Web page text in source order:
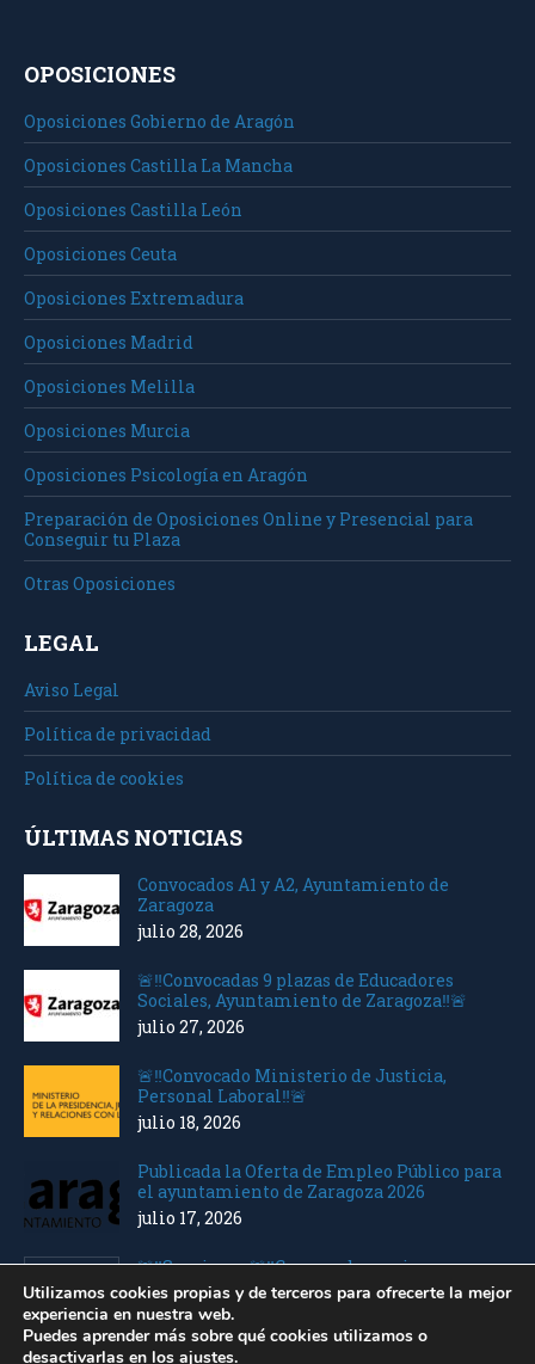
OPOSICIONES
Oposiciones Gobierno de Aragón
Oposiciones Castilla La Mancha
Oposiciones Castilla León
Oposiciones Ceuta
Oposiciones Extremadura
Oposiciones Madrid
Oposiciones Melilla
Oposiciones Murcia
Oposiciones Psicología en Aragón
Preparación de Oposiciones Online y Presencial para
Conseguir tu Plaza
Otras Oposiciones
LEGAL
Aviso Legal
Política de privacidad
Política de cookies
ÚLTIMAS NOTICIAS
Convocados A1 y A2, Ayuntamiento de
Zaragoza
julio 28, 2026
🚨‼️Convocadas 9 plazas de Educadores
Sociales, Ayuntamiento de Zaragoza‼️🚨
julio 27, 2026
🚨‼️Convocado Ministerio de Justicia,
Personal Laboral‼️🚨
julio 18, 2026
Publicada la Oferta de Empleo Público para
el ayuntamiento de Zaragoza 2026
julio 17, 2026
🚨‼️Seguimos 🚨‼️Convocados varios
Ministerios Personal Laboral
julio 10, 2026
Utilizamos cookies propias y de terceros para ofrecerte la mejor
experiencia en nuestra web.
Puedes aprender más sobre qué cookies utilizamos o
desactivarlas en los ajustes.